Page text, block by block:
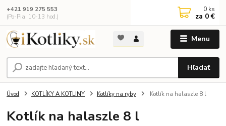
Menu
Hľadať
+421 919 275 553
(Po-Pia, 10-13 hod.)
0 ks
za 0 €
Úvod KOTLÍKY A KOTLINY Kotlíky na ryby Kotlík na halaszle 8 l
Kotlík na halaszle 8 l